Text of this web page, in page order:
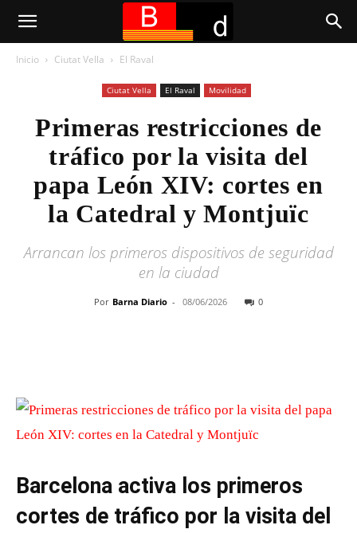
Inicio Ciutat Vella El Raval
Ciutat Vella El Raval Movilidad
Primeras restricciones de
tráfico por la visita del
papa León XIV: cortes en
la Catedral y Montjuïc
Arrancan los primeros dispositivos de seguridad
en la ciudad
Por Barna Diario - 08/06/2026 0
Barcelona activa los primeros
cortes de tráfico por la visita del